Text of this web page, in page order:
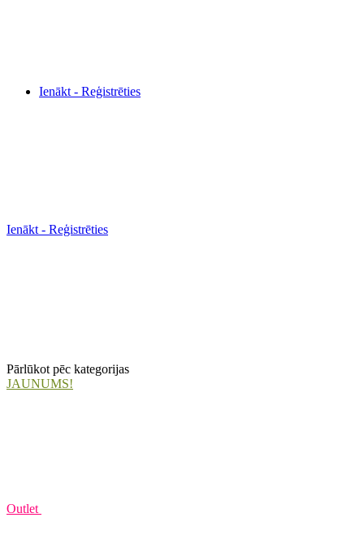
Ienākt - Reģistrēties
Ienākt - Reģistrēties
Pārlūkot pēc kategorijas
JAUNUMS!
Outlet